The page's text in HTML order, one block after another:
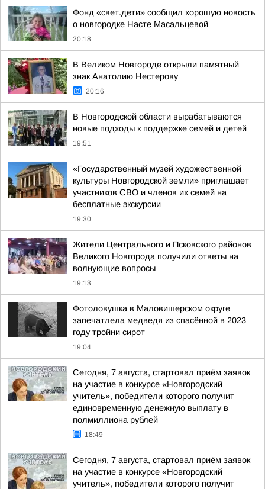
Фонд «свет.дети» сообщил хорошую новость
о новгородке Насте Масальцевой
20:18
В Великом Новгороде открыли памятный
знак Анатолию Нестерову
20:16
В Новгородской области вырабатываются
новые подходы к поддержке семей и детей
19:51
«Государственный музей художественной
культуры Новгородской земли» приглашает
участников СВО и членов их семей на
бесплатные экскурсии
19:30
Жители Центрального и Псковского районов
Великого Новгорода получили ответы на
волнующие вопросы
19:13
Фотоловушка в Маловишерском округе
запечатлела медведя из спасённой в 2023
году тройни сирот
19:04
Сегодня, 7 августа, стартовал приём заявок
на участие в конкурсе «Новгородский
учитель», победители которого получит
единовременную денежную выплату в
полмиллиона рублей
18:49
Сегодня, 7 августа, стартовал приём заявок
на участие в конкурсе «Новгородский
учитель», победители которого получит